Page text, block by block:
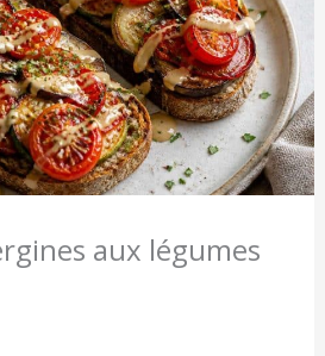
aux légumes